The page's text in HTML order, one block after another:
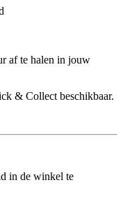
af te halen in jouw
& Collect beschikbaar.
in de winkel te